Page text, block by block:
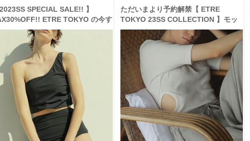
ーブの幅 […]
ックしてくださいね! […]
2023SS SPECIAL SALE!! 】
ETRE TOKYO の今す
られるニットやセットアップ、定
気のスイムウェアなど新作がお得
ただいまより予約解禁【 ETRE
TOKYO 23SS COLLECTION 】モッ
クネックTやオールインワンなど、1
枚で映えるシティライクな新作がライ
ンナップ♪